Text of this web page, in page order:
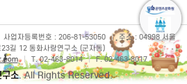
사업자등록번호 : 206-81-53050 |
주소 : 04998 서울
길 12 동화사랑연구소 (군자동)
| T. 02-463-8014 | F. 02-463-8017
소. All Rights Reserved.